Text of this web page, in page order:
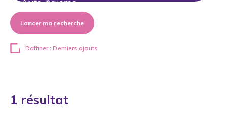
Lancer ma recherche
Raffiner : Derniers ajouts
1 résultat